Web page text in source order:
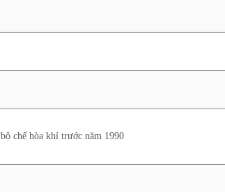
chế hòa khí trước năm 1990